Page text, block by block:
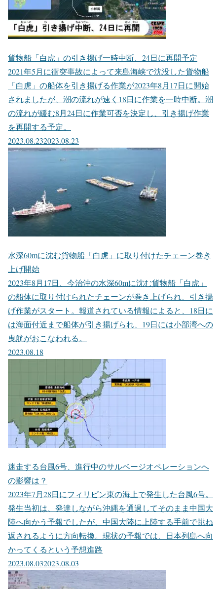
貨物船「白虎」の引き揚げ一時中断、24日に再開予定
2021年5月に衝突事故によって来島海峡で沈没した貨物船
「白虎」の船体を引き揚げる作業が2023年8月17日に開始
されましたが、潮の流れが速く18日に作業を一時中断。潮
の流れが緩む8月24日に作業可否を決定し、引き揚げ作業
を再開する予定。
2023.08.232023.08.23
水深60mに沈む貨物船「白虎」に取り付けたチェーン巻き
上げ開始
2023年8月17日、今治沖の水深60mに沈む貨物船「白虎」
の船体に取り付けられたチェーンが巻き上げられ、引き揚
げ作業がスタート。報道されている情報によると、18日に
は海面付近まで船体が引き揚げられ、19日には小部湾への
曳航がおこなわれる。
2023.08.18
迷走する台風6号、進行中のサルベージオペレーションへ
の影響は？
2023年7月28日にフィリピン東の海上で発生した台風6号。
発生当初は、発達しながら沖縄を通過してそのまま中国大
陸へ向かう予報でしたが、中国大陸に上陸する手前で跳ね
返されるように方向転換。現状の予報では、日本列島へ向
かってくるという予想進路
2023.08.032023.08.03